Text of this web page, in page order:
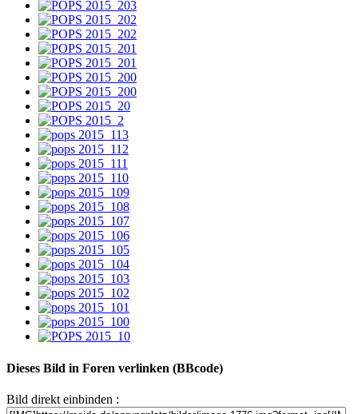
Dieses Bild in Foren verlinken (BBcode)
Bild direkt einbinden :